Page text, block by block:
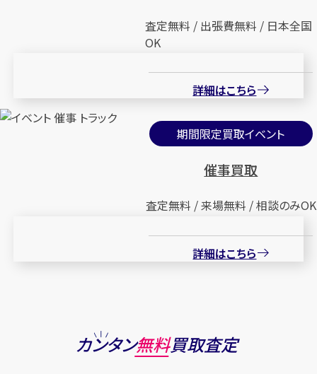
査定無料 / 出張費無料 / 日本全国
OK
詳細はこちら
期間限定買取イベント
催事買取
査定無料 / 来場無料 / 相談のみOK
詳細はこちら
カンタン無料買取査定